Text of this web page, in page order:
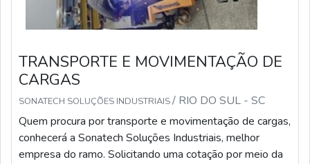
fato de a empresa ter oficina completa onde é realizado
determinados consertos que exigem maior capacidade
física estrutural e equipamentos de última geração. Tudo
isso, somado a uma equipe com técnicos que recebem
treinamentos periódicos relacionados às atividades e
equipe eficiente, garante a melhor experiência para os
clientes com qualidade.
TRANSPORTE E MOVIMENTAÇÃO DE
CARGAS
SONATECH SOLUÇÕES INDUSTRIAIS/ RIO DO SUL - SC
Quem procura por transporte e movimentação de cargas,
conhecerá a Sonatech Soluções Industriais, melhor
empresa do ramo. Solicitando uma cotação por meio da